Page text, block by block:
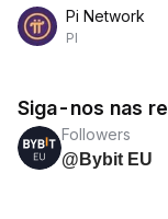
Pi Network
PI
Siga-nos nas
Followers
@Bybit EU